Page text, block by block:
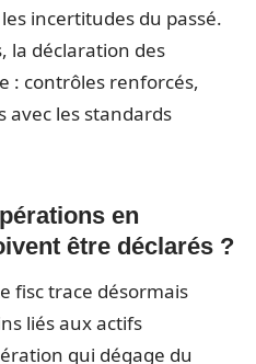
incertitudes du passé.
la déclaration des
: contrôles renforcés,
avec les standards
en
être déclarés ?
fisc trace désormais
liés aux actifs
qui dégage du